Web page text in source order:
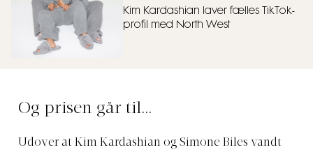
Kim Kardashian laver fælles TikTok-
profil med North West
Og prisen går til…
Udover at Kim Kardashian og Simone Biles vandt